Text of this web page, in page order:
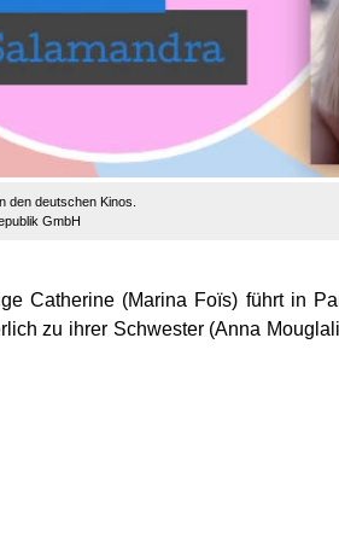
den deutschen Kinos.
GmbH
Catherine (Marina Foïs) führt in
zu ihrer Schwester (Anna